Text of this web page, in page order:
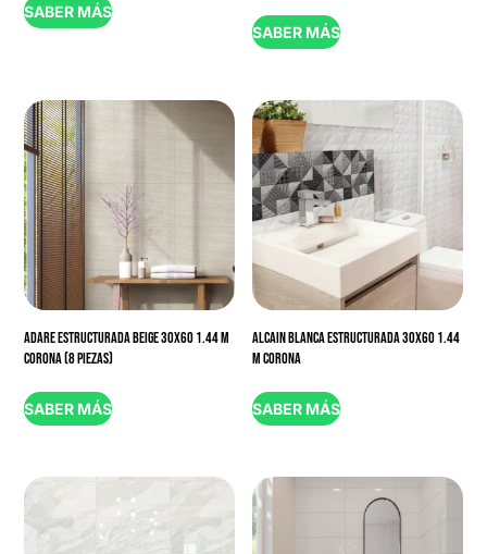
SABER MÁS
SABER MÁS
ADARE ESTRUCTURADA BEIGE 30X60 1.44 M
CORONA (8 PIEZAS)
SABER MÁS
ALCAIN BLANCA ESTRUCTURADA 30X60 1.44
M CORONA
SABER MÁS